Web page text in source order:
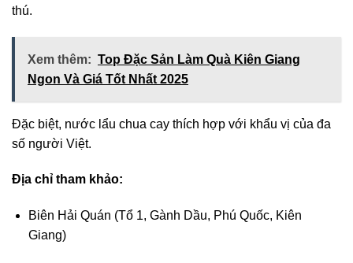
thú.
Xem thêm: Top Đặc Sản Làm Quà Kiên Giang
Ngon Và Giá Tốt Nhất 2025
Đặc biệt, nước lẩu chua cay thích hợp với khẩu vị của đa
số người Việt.
Địa chỉ tham khảo:
Biên Hải Quán (Tổ 1, Gành Dầu, Phú Quốc, Kiên
Giang)